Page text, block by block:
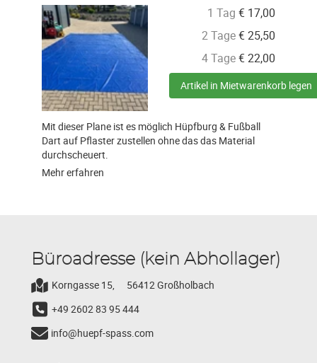
1 Tag € 17,00
2 Tage€25,50
4 Tage€22,00
Artikel in Mietwarenkorb legen
Mit dieser Plane ist es möglich Hüpfburg & Fußball
Dart auf Pflaster zustellen ohne das das Material
durchscheuert.
Mehr erfahren
Büroadresse (kein Abhollager)
Korngasse 15,
56412 Großholbach
+49 2602 83 95 444
info@huepf-spass.com